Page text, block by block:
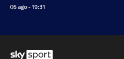
05 ago - 19:31